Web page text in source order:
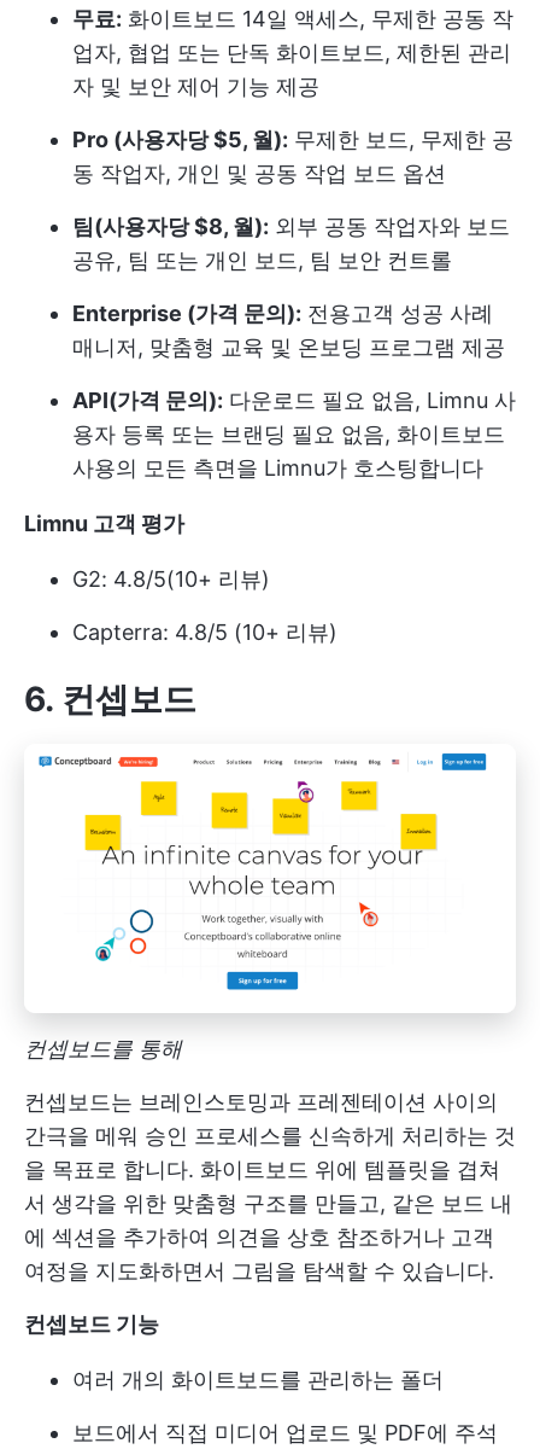
무료: 화이트보드 14일 액세스, 무제한 공동 작
업자, 협업 또는 단독 화이트보드, 제한된 관리
자 및 보안 제어 기능 제공
Pro (사용자당 $5, 월): 무제한 보드, 무제한 공
동 작업자, 개인 및 공동 작업 보드 옵션
팀(사용자당 $8, 월): 외부 공동 작업자와 보드
공유, 팀 또는 개인 보드, 팀 보안 컨트롤
Enterprise (가격 문의): 전용고객 성공 사례
매니저, 맞춤형 교육 및 온보딩 프로그램 제공
API(가격 문의): 다운로드 필요 없음, Limnu 사
용자 등록 또는 브랜딩 필요 없음, 화이트보드
사용의 모든 측면을 Limnu가 호스팅합니다
Limnu 고객 평가
G2: 4.8/5(10+ 리뷰)
Capterra: 4.8/5 (10+ 리뷰)
6. 컨셉보드
컨셉보드를 통해
컨셉보드는 브레인스토밍과 프레젠테이션 사이의
간극을 메워 승인 프로세스를 신속하게 처리하는 것
을 목표로 합니다. 화이트보드 위에 템플릿을 겹쳐
서 생각을 위한 맞춤형 구조를 만들고, 같은 보드 내
에 섹션을 추가하여 의견을 상호 참조하거나 고객
여정을 지도화하면서 그림을 탐색할 수 있습니다.
컨셉보드 기능
여러 개의 화이트보드를 관리하는 폴더
보드에서 직접 미디어 업로드 및 PDF에 주석